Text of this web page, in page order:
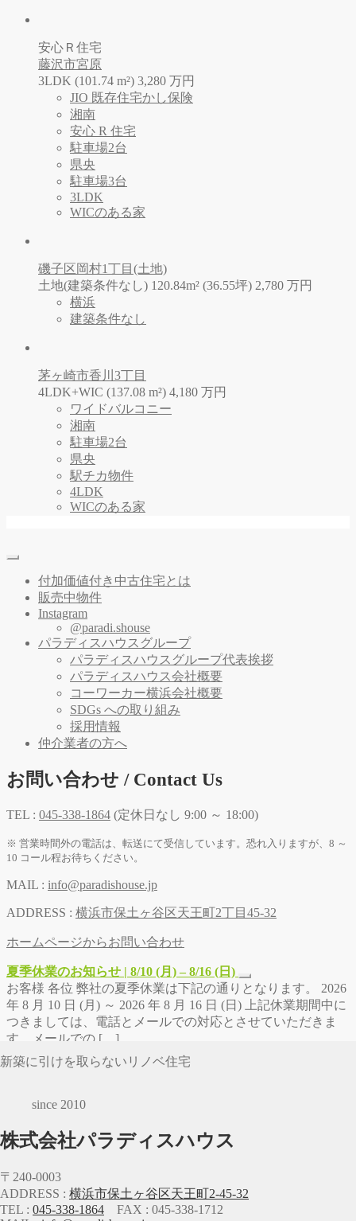
安心Ｒ住宅
藤沢市宮原
3LDK (101.74 m²) 3,280 万円
JIO 既存住宅かし保険
湘南
安心 R 住宅
駐車場2台
県央
駐車場3台
3LDK
WICのある家
磯子区岡村1丁目(土地)
土地(建築条件なし) 120.84m² (36.55坪) 2,780 万円
横浜
建築条件なし
茅ヶ崎市香川3丁目
4LDK+WIC (137.08 m²) 4,180 万円
ワイドバルコニー
湘南
駐車場2台
県央
駅チカ物件
4LDK
WICのある家
新築に引けを取らないリノベ住宅
since 2010
株式会社パラディスハウス
〒240-0003
ADDRESS : 横浜市保土ヶ谷区天王町2-45-32
TEL : 045-338-1864 FAX : 045-338-1712
付加価値付き中古住宅とは
販売中物件
Instagram
@paradi.shouse
パラディスハウスグループ
パラディスハウスグループ代表挨拶
パラディスハウス会社概要
コーワーカー横浜会社概要
SDGs への取り組み
採用情報
仲介業者の方へ
お問い合わせ / Contact Us
TEL : 045-338-1864 (定休日なし 9:00 ～ 18:00)
※ 営業時間外の電話は、転送にて受信しています。恐れ入りますが、8 ～
10 コール程お待ちください。
MAIL : info@paradishouse.jp
ADDRESS : 横浜市保土ヶ谷区天王町2丁目45-32
ホームページからお問い合わせ
夏季休業のお知らせ | 8/10 (月) – 8/16 (日)
お客様 各位 弊社の夏季休業は下記の通りとなります。 2026
年 8 月 10 日 (月) ～ 2026 年 8 月 16 日 (日) 上記休業期間中に
つきましては、電話とメールでの対応とさせていただきま
す。メールでの […]